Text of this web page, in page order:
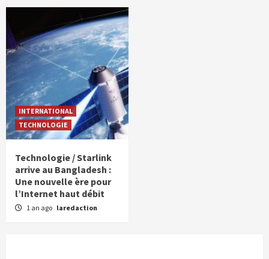
INTERNATIONAL
TECHNOLOGIE
Technologie / Starlink
arrive au Bangladesh :
Une nouvelle ère pour
l’Internet haut débit
1 an ago laredaction